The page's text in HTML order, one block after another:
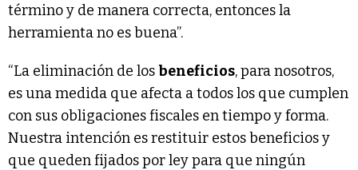
término y de manera correcta, entonces la
herramienta no es buena”.
“La eliminación de losbeneficios, para nosotros,
es una medida que afecta a todos los que cumplen
con sus obligaciones fiscales en tiempo y forma.
Nuestra intención es restituir estos beneficios y
que queden fijados por ley para que ningún